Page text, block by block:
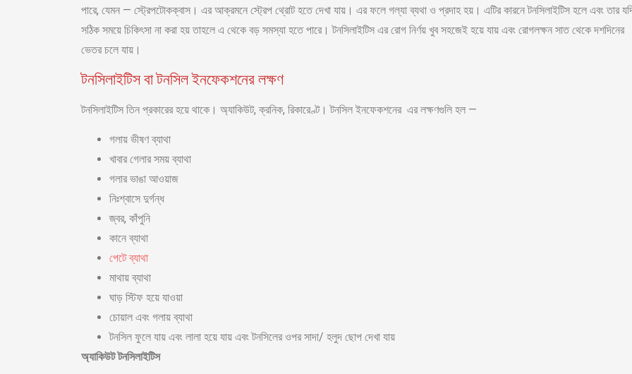
পারে, যেমন — স্ট্রেপটোকক্বাস। এর আক্রমনে স্ট্রেপ থ্রোট হতে দেখা যায়। এর ফলে গল্যা ব্যথা ও প্রদাহ হয়। এটির কারনে টনসিলাইটিস হলে এবং তার
সঠিক সময়ে চিকিৎসা না করা হয় তাহলে এ থেকে বড় সমস্যা হতে পারে। টনসিলাইটিস এর রোগ নির্ণয় খুব সহজেই হয়ে যায় এবং রোগলক্ষন সাত থেকে দশদিনের
ভেতর চলে যায়।
টনসিলাইটিস বা টনসিল ইনফেকশনের লক্ষণ
টনসিলাইটিস তিন প্রকারের হয়ে থাকে। অ্যাকিউট, ক্রনিক, রিকারেণ্ট। টনসিল ইনফেকশনের এর লক্ষণগুলি হল —
গলায় ভীষণ ব্যাথা
খাবার গেলার সময় ব্যাথা
গলার ভাঙা আওয়াজ
নিঃশ্বাসে দুর্গন্ধ
জ্বর, কাঁপুনি
কানে ব্যাথা
পেটে ব্যাথা
মাথায় ব্যাথা
ঘাড় স্টিফ হয়ে যাওয়া
চোয়াল এবং গলায় ব্যাথা
টনসিল ফুলে যায় এবং লালা হয়ে যায় এবং টনসিলের ওপর সাদা/ হলুদ ছোপ দেখা যায়
অ্যাকিউট টনসিলাইটিস